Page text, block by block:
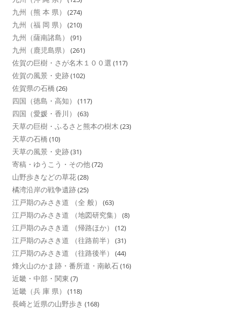
九州（熊 本 県） (274)
九州（福 岡 県） (210)
九州（薩南諸島） (91)
九州（鹿児島県） (261)
佐賀の巨樹・さが名木１００選 (117)
佐賀の風景・史跡(102)
佐賀県の石橋 (26)
四国（徳島・高知） (117)
四国（愛媛・香川） (63)
天草の巨樹・ふるさと熊本の樹木 (23)
天草の石橋 (10)
天草の風景・史跡(31)
寄稿・ゆうこう・その他(72)
山野歩きなどの草花(28)
橘湾沿岸の戦争遺跡(25)
江戸期のみさき道 （全 般） (63)
江戸期のみさき道 （地図研究集） (8)
江戸期のみさき道 （帰路ほか） (12)
江戸期のみさき道 （往路前半） (31)
江戸期のみさき道 （往路後半） (44)
烽火山のかま跡・番所道・南畝石(16)
近畿・中部・関東 (7)
近畿（兵 庫 県） (118)
長崎と近県の山野歩き (168)